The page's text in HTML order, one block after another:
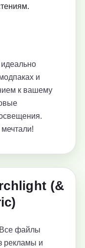
идеально
и
к вашему
(&
файлы
рекламы и